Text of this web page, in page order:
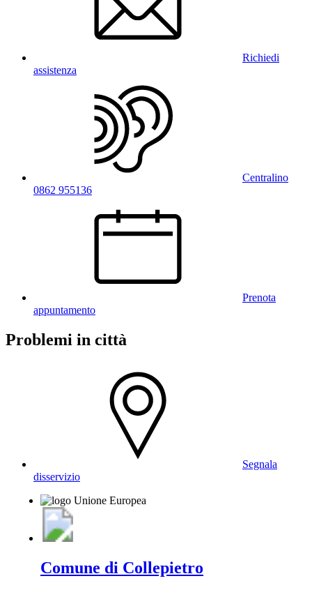
Richiedi
assistenza
Centralino
0862 955136
Prenota
appuntamento
Problemi in città
Segnala
disservizio
Comune di Collepietro